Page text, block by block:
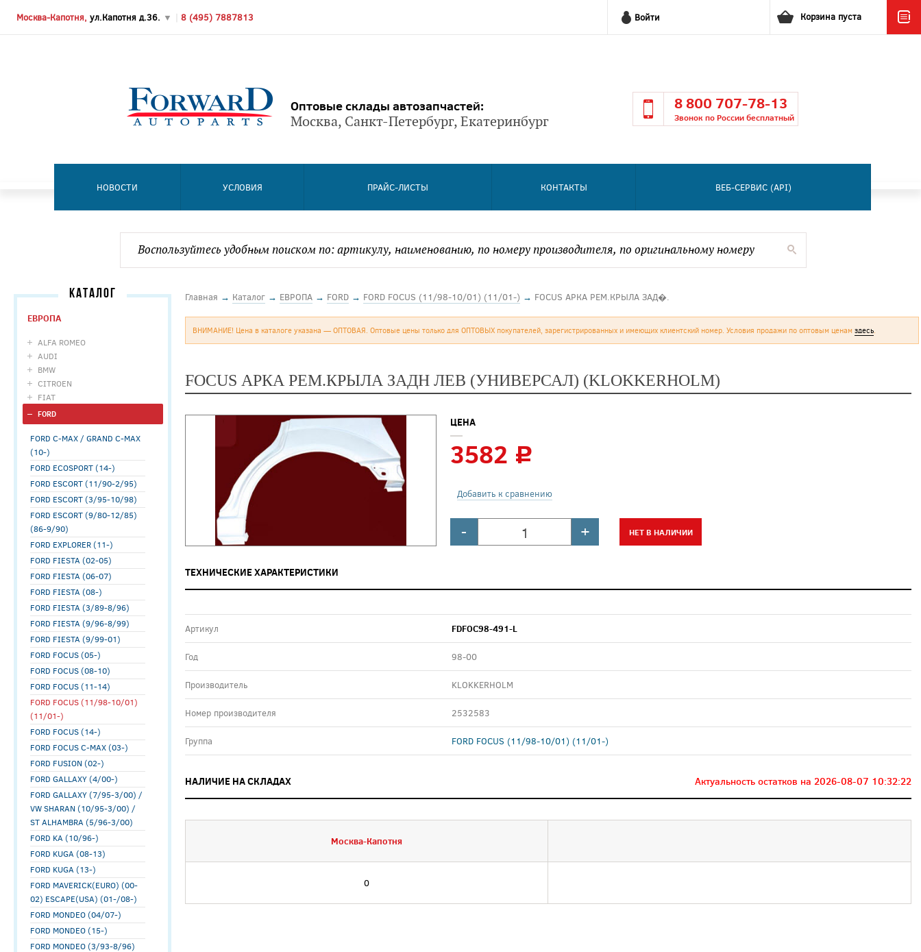
Москва-Капотня, ул.Капотня д.36. ▼ 8 (495) 7887813 Войти Корзина пуста
Оптовые склады автозапчастей:
Москва, Санкт-Петербург, Екатеринбург
8 800 707-78-13
Звонок по России бесплатный
НОВОСТИ УСЛОВИЯ ПРАЙС-ЛИСТЫ КОНТАКТЫ ВЕБ-СЕРВИС (API)
КАТАЛОГ
ЕВРОПА
ALFA ROMEO
AUDI
BMW
CITROEN
FIAT
FORD
FORD C-MAX / GRAND C-MAX
(10-)
FORD ECOSPORT (14-)
FORD ESCORT (11/90-2/95)
FORD ESCORT (3/95-10/98)
FORD ESCORT (9/80-12/85)
(86-9/90)
FORD EXPLORER (11-)
FORD FIESTA (02-05)
FORD FIESTA (06-07)
FORD FIESTA (08-)
FORD FIESTA (3/89-8/96)
FORD FIESTA (9/96-8/99)
FORD FIESTA (9/99-01)
FORD FOCUS (05-)
FORD FOCUS (08-10)
FORD FOCUS (11-14)
FORD FOCUS (11/98-10/01)
(11/01-)
FORD FOCUS (14-)
FORD FOCUS C-MAX (03-)
FORD FUSION (02-)
FORD GALLAXY (4/00-)
FORD GALLAXY (7/95-3/00) /
VW SHARAN (10/95-3/00) /
ST ALHAMBRA (5/96-3/00)
FORD KA (10/96-)
FORD KUGA (08-13)
FORD KUGA (13-)
FORD MAVERICK(EURO) (00-
02) ESCAPE(USA) (01-/08-)
FORD MONDEO (04/07-)
FORD MONDEO (15-)
FORD MONDEO (3/93-8/96)
Главная → Каталог → ЕВРОПА → FORD → FORD FOCUS (11/98-10/01) (11/01-) → FOCUS АРКА РЕМ.КРЫЛА ЗАД�.
ВНИМАНИЕ! Цена в каталоге указана — ОПТОВАЯ. Оптовые цены только для ОПТОВЫХ покупателей, зарегистрированных и имеющих клиентский номер. Условия продажи по оптовым ценам здесь.
FOCUS АРКА РЕМ.КРЫЛА ЗАДН ЛЕВ (УНИВЕРСАЛ) (KLOKKERHOLM)
ЦЕНА
3582 c
Добавить к сравнению
- + НЕТ В НАЛИЧИИ
ТЕХНИЧЕСКИЕ ХАРАКТЕРИСТИКИ
Артикул FDFOC98-491-L
Год 98-00
Производитель KLOKKERHOLM
Номер производителя 2532583
Группа FORD FOCUS (11/98-10/01) (11/01-)
НАЛИЧИЕ НА СКЛАДАХ Актуальность остатков на 2026-08-07 10:32:22
Москва-Капотня
0